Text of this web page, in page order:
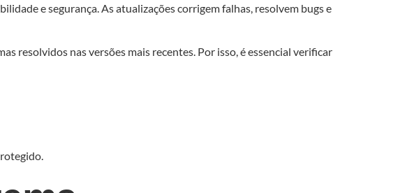
e segurança. As atualizações corrigem falhas, resolvem bugs e
resolvidos nas versões mais recentes. Por isso, é essencial verificar